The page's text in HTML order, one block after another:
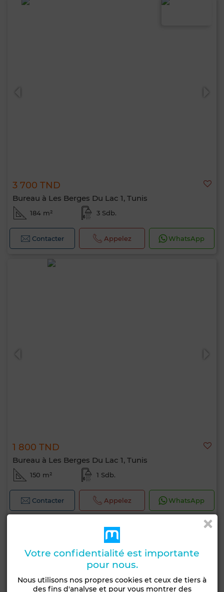
3 700 TND
Bureau à Les Berges Du Lac 1, Tunis
184 m² 3 Sdb.
Contacter Appelez WhatsApp
1 800 TND
Bureau à Les Berges Du Lac 1, Tunis
150 m² 1 Sdb.
Contacter Appelez WhatsApp
Votre confidentialité est importante
pour nous.
Nous utilisons nos propres cookies et ceux de tiers à
des fins d'analyse et pour vous montrer des